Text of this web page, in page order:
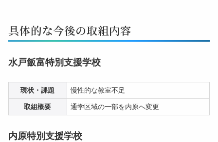
具体的な今後の取組内容
水戸飯富特別支援学校
現状・課題 慢性的な教室不足
取組概要 通学区域の一部を内原へ変更
内原特別支援学校